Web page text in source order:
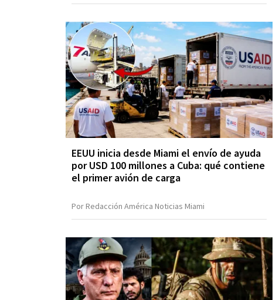
EEUU inicia desde Miami el envío de ayuda
por USD 100 millones a Cuba: qué contiene
el primer avión de carga
Por Redacción América Noticias Miami